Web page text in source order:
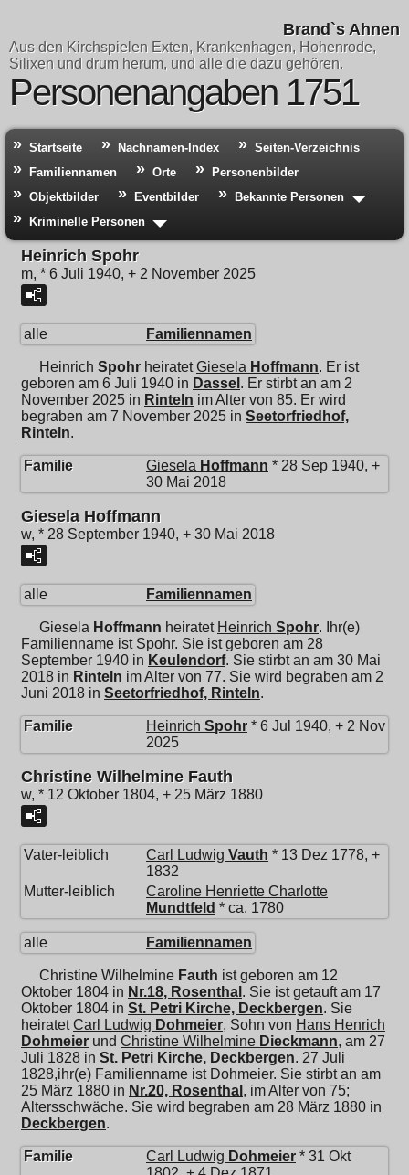
Brand`s Ahnen
Aus den Kirchspielen Exten, Krankenhagen, Hohenrode,
Silixen und drum herum, und alle die dazu gehören.
Personenangaben 1751
Startseite Nachnamen-Index
Seiten-Verzeichnis
Familiennamen
Orte
Personenbilder
Objektbilder
Eventbilder
Bekannte Personen
Kriminelle Personen
Heinrich Spohr
m, * 6 Juli 1940, + 2 November 2025
alle Familiennamen
Heinrich Spohr heiratetGiesela Hoffmann. Er ist
geboren am 6 Juli 1940 in Dassel . Er stirbt an am 2
November 2025 in Rinteln im Alter von 85. Er wird
begraben am 7 November 2025 in Seetorfriedhof,
Rinteln.
Familie Giesela Hoffmann * 28 Sep 1940, +
30 Mai 2018
Giesela Hoffmann
w, * 28 September 1940, + 30 Mai 2018
alle Familiennamen
Giesela Hoffmann heiratet Heinrich Spohr. Ihr(e)
Familienname ist Spohr. Sie ist geboren am 28
September 1940 in Keulendorf. Sie stirbt an am 30 Mai
2018 in Rinteln im Alter von 77. Sie wird begraben am 2
Juni 2018 in Seetorfriedhof, Rinteln.
Familie Heinrich Spohr * 6 Jul 1940, + 2 Nov
2025
Christine Wilhelmine Fauth
w, * 12 Oktober 1804, + 25 März 1880
Vater-leiblich Carl Ludwig Vauth * 13 Dez 1778, +
1832
Mutter-leiblich
Caroline Henriette Charlotte
Mundtfeld * ca. 1780
alle Familiennamen
Christine Wilhelmine Fauth ist geboren am 12
Oktober 1804 in Nr.18, Rosenthal . Sie ist getauft am 17
Oktober 1804 in St. Petri Kirche, Deckbergen. Sie
heiratetCarl Ludwig Dohmeier, Sohn von Hans Henrich
Dohmeier und Christine Wilhelmine Dieckmann, am 27
Juli 1828 in St. Petri Kirche, Deckbergen. 27 Juli
1828,ihr(e) Familienname ist Dohmeier. Sie stirbt an am
25 März 1880 in Nr.20, Rosenthal , im Alter von 75;
Altersschwäche. Sie wird begraben am 28 März 1880 in
Deckbergen.
Familie Carl Ludwig Dohmeier * 31 Okt